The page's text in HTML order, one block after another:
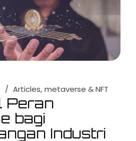
Articles metaverse & NFT
Peran
bagi
Industri